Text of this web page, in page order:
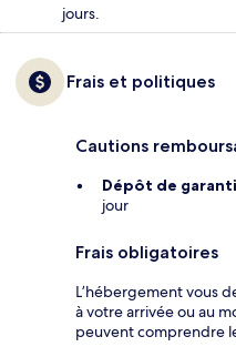
jours.
Frais et politiques
Cautions
Dépôt de
jour
Frais obligatoires
L’hébergement vous
à votre arrivée ou au
peuvent comprendre